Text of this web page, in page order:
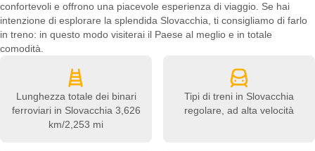
confortevoli e offrono una piacevole esperienza di viaggio. Se hai
intenzione di esplorare la splendida Slovacchia, ti consigliamo di farlo
in treno: in questo modo visiterai il Paese al meglio e in totale
comodità.
Lunghezza totale dei binari
ferroviari in Slovacchia 3,626
km/2,253 mi
Tipi di treni in Slovacchia
regolare, ad alta velocità